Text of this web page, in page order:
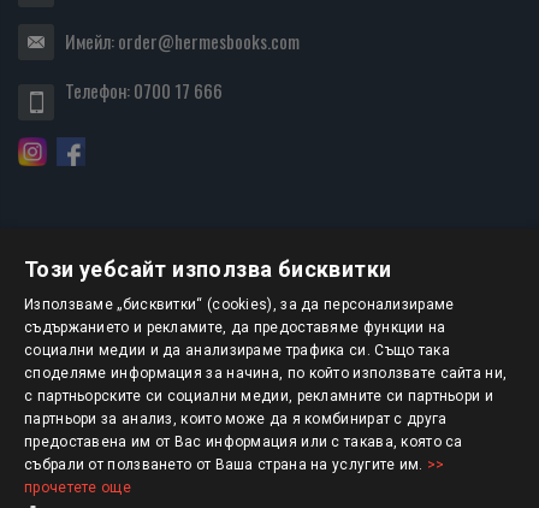
Имейл:order@hermesbooks.com
Телефон:0700 17 666
БЮЛЕТИН
АБОНИРАНЕ
Авторско право © 2025 HERMESBOOKS.BG
1 EUR = 1.95583 BGN
Този уебсайт използва бисквитки
Използваме „бисквитки“ (cookies), за да персонализираме
съдържанието и рекламите, да предоставяме функции на
социални медии и да анализираме трафика си. Също така
споделяме информация за начина, по който използвате сайта ни,
с партньорските си социални медии, рекламните си партньори и
партньори за анализ, които може да я комбинират с друга
предоставена им от Вас информация или с такава, която са
събрали от ползването от Ваша страна на услугите им. >>
прочетете още